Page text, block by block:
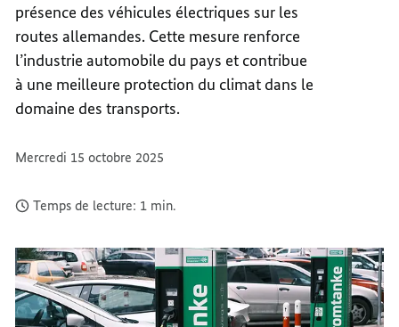
présence des véhicules électriques sur les
routes allemandes. Cette mesure renforce
l’industrie automobile du pays et contribue
à une meilleure protection du climat dans le
domaine des transports.
Mercredi 15 octobre 2025
Temps de lecture: 1 min.